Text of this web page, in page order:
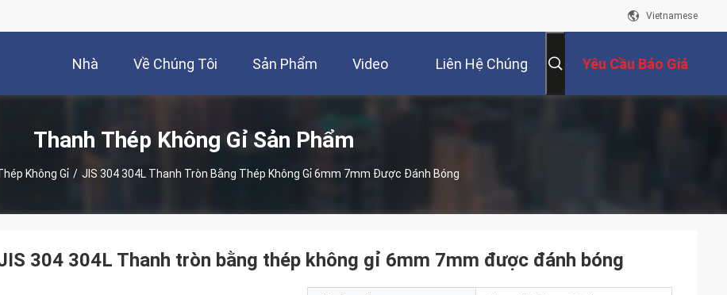
Vietnamese
Nhà Về Chúng Tôi Sản Phẩm Video Liên Hệ Chúng Yêu Cầu Báo Giá
Thanh Thép Không Gỉ Sản Phẩm
Không Gỉ / JIS 304 304L Thanh Tròn Bằng Thép Không Gỉ 6mm 7mm Được Đánh Bóng
304 304L Thanh tròn bằng thép không gỉ 6mm 7mm được đánh bóng